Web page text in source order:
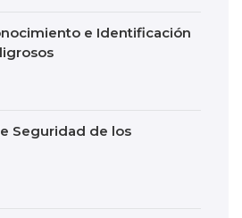
e Identificación
Seguridad de los